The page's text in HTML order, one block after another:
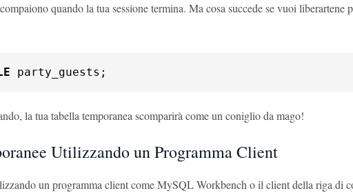
quando la tua sessione termina. Ma cosa succede se vuoi
party_guests;
la tua tabella temporanea scomparirà come un coniglio da mago!
Utilizzando un Programma Client
un programma client come MySQL Workbench o il client della riga di